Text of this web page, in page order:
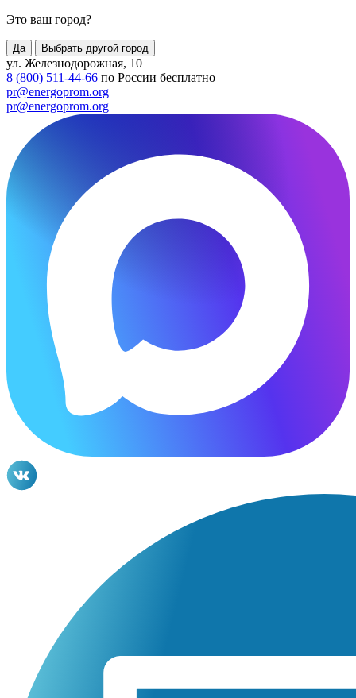
Это ваш город?
Да Выбрать другой город
ул. Железнодорожная, 10
8 (800) 511-44-66 по России бесплатно
pr@energoprom.org
pr@energoprom.org